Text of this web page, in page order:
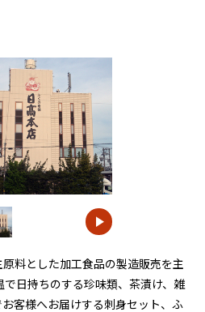
料とした加工食品の製造販売を主
で日持ちのする珍味類、茶漬け、雑
客様へお届けする刺身セット、ふ